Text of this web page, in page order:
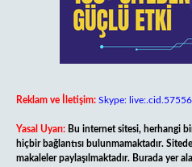
Reklam ve İletişim: Skype:
Yasal Uyarı: Bu internet sitesi, herhangi
hiçbir bağlantısı bulunmamaktadır.
makaleler paylaşılmaktadır. Burada yer